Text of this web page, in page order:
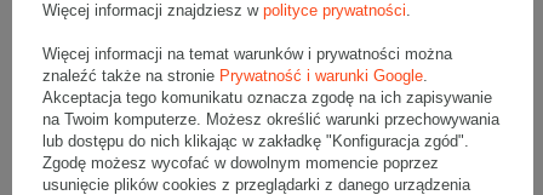
• pojemność:47 l
Materiał
• tektura falista:3-warstwowa
• fala:C
• gramatura:430 g/m2
• kolor: Szary
Więcej informacji znajdziesz w polityce prywatności
Więcej informacji na temat warunków i prywatności można
znaleźć także na stronie Prywatność i warunki Google
Akceptacja tego komunikatu oznacza zgodę na ich zapisywanie
na Twoim komputerze. Możesz określić warunki przechowywania
lub dostępu do nich klikając w zakładkę "Konfiguracja zgód".
Zgodę możesz wycofać w dowolnym momencie poprzez
usunięcie plików cookies z przeglądarki z danego urządzenia